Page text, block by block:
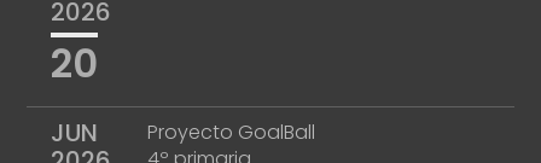
2026
20
JUN
Proyecto GoalBall